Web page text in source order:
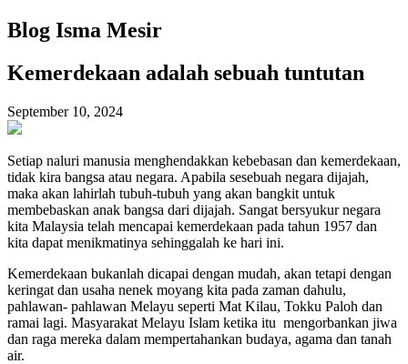
Blog Isma Mesir
Kemerdekaan adalah sebuah tuntutan
September 10, 2024
Setiap naluri manusia menghendakkan kebebasan dan kemerdekaan,
tidak kira bangsa atau negara. Apabila sesebuah negara dijajah,
maka akan lahirlah tubuh-tubuh yang akan bangkit untuk
membebaskan anak bangsa dari dijajah. Sangat bersyukur negara
kita Malaysia telah mencapai kemerdekaan pada tahun 1957 dan
kita dapat menikmatinya sehinggalah ke hari ini.
Kemerdekaan bukanlah dicapai dengan mudah, akan tetapi dengan
keringat dan usaha nenek moyang kita pada zaman dahulu,
pahlawan- pahlawan Melayu seperti Mat Kilau, Tokku Paloh dan
ramai lagi. Masyarakat Melayu Islam ketika itu mengorbankan jiwa
dan raga mereka dalam mempertahankan budaya, agama dan tanah
air.